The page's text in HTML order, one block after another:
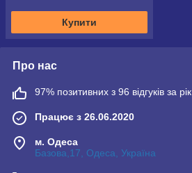
Купити
Про нас
97% позитивних з 96 відгуків за рік
Працює з 26.06.2020
м. Одеса
Базова,17, Одеса, Україна